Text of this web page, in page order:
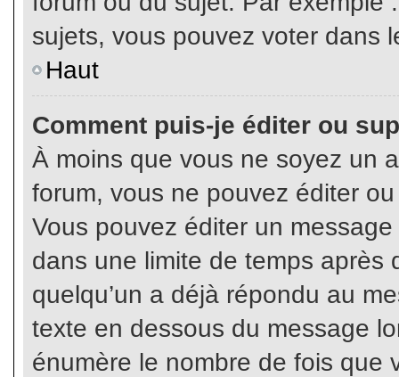
sujets, vous pouvez voter dans
Haut
Comment puis-je éditer ou
À moins que vous ne soyez un
forum, vous ne pouvez éditer
Vous pouvez éditer un
dans une limite de temps après
quelqu’un a déjà répondu au
texte en dessous du message
énumère le nombre de fois que